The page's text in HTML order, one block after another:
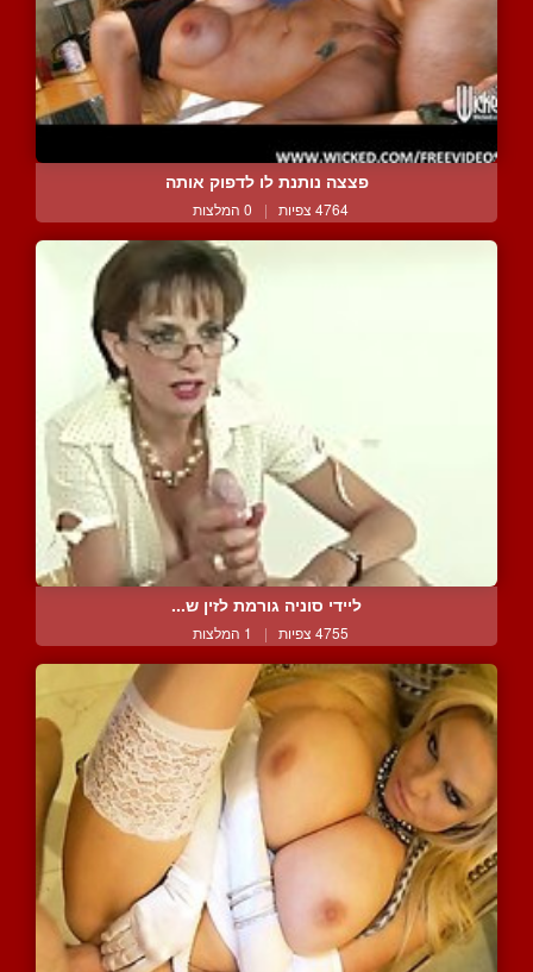
פצצה נותנת לו לדפוק אותה
4764 צפיות | 0 המלצות
ליידי סוניה גורמת לזין ש...
4755 צפיות | 1 המלצות